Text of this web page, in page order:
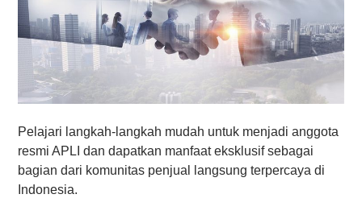
Pelajari langkah-langkah mudah untuk menjadi anggota
resmi APLI dan dapatkan manfaat eksklusif sebagai
bagian dari komunitas penjual langsung terpercaya di
Indonesia.